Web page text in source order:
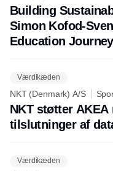
Building
Simon Kofod-
Education Journey
Værdikæden
NKT (Denmark) A/S
NKT støtter AKEA
tilslutninger af
Værdikæden